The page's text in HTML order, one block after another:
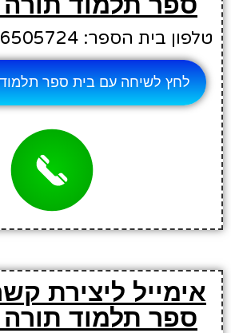
טלפון בית הספר: 02-6505724
לחץ לשיחה עם בית ספר תלמוד
אימייל ליצירת
ספר תלמוד תורה